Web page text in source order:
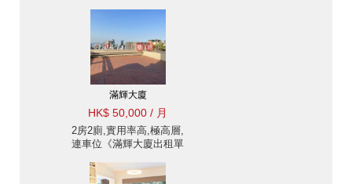
滿輝大廈
HK$ 50,000 / 月
2房2廁,實用率高,極高層,
連車位《滿輝大廈出租單